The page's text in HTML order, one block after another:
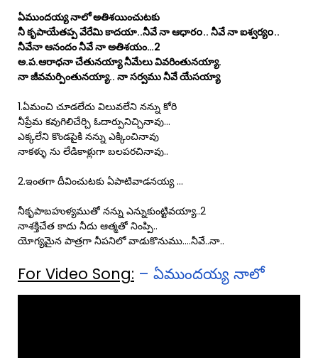
ఏముందయ్య నాలో అతిశయించుటకు
నీ కృపాయేతప్ప వేరేమి కాదయా..నీవే నా ఆధారo.. నీవే నా ఐశ్వర్యo..
నీవేనా ఆనందం నీవే నా అతిశయం…2
అ.ప.ఆరాధనా చేతునయ్యా నీమేలు వివరింతునయ్యా.
నా జీవమర్పింతునయ్యా.. నా సర్వము నీవే యేసయ్యా
1.ఏమంచి చూడలేదు విలువలేని నన్ను కోరి
నీప్రేమ కవుగిలిచేర్చి ఓదార్పునిచ్చినావు…
ఎక్కలేని కొండపైకి నన్ను ఎక్కించినావు
నాకళ్ళు ను లేడికాళ్లుగా బలపరచినావు..
2.ఇంతగా దీవించుటకు ఏపాటివాడనయ్య …
నీకృపాబహుళ్యముతో నన్ను ఎన్నుకుంట్టివయ్యా..2
నాశక్తిచేత కాదు నీదు ఆత్మతో నింప్పి..
యోగ్యమైన పాత్రగా నీపనిలో వాడుకొనుము….నీవే..నా..
For Video Song: – ఏముందయ్య నాలో